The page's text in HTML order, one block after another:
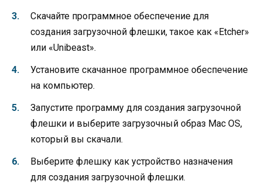
Скачайте программное обеспечение для
создания загрузочной флешки, такое как «Etcher»
или «Unibeast».
Установите скачанное программное обеспечение
на компьютер.
Запустите программу для создания загрузочной
флешки и выберите загрузочный образ Mac OS,
который вы скачали.
Выберите флешку как устройство назначения
для создания загрузочной флешки.